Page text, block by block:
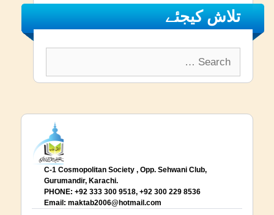
تلاش کیجئے
C-1 Cosmopolitan Society , Opp. Sehwani Club,
Gurumandir, Karachi.
PHONE: +92 333 300 9518, +92 300 229 8536
Email:maktab2006@hotmail.com